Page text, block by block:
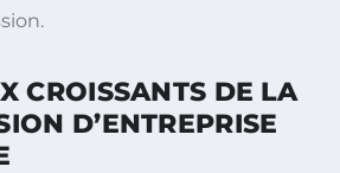
CROISSANTS DE LA
D’ENTREPRISE